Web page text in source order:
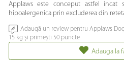
Applaws este conceput astfel
hipoalergenica prin excluderea din
Adaugă un review pentru Applaws
15 kg și primești 50 puncte
Adauga la